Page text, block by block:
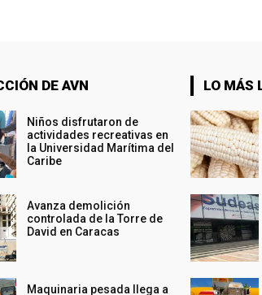
DE AVN
Niños disfrutaron de
actividades recreativas en
la Universidad Marítima del
Caribe
Avanza demolición
controlada de la Torre de
David en Caracas
Maquinaria pesada llega a
LO MÁS